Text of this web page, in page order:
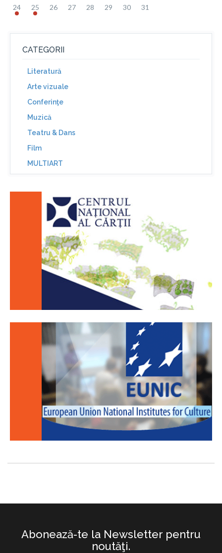
24 25 26 27 28 29 30 31
CATEGORII
Literatură
Arte vizuale
Conferinţe
Muzică
Teatru & Dans
Film
MULTIART
Abonează-te la Newsletter pentru
noutăţi.